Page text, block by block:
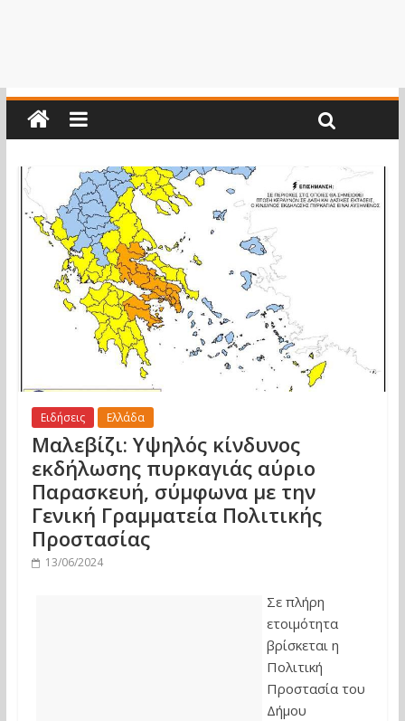
Ειδήσεις Ελλάδα
Μαλεβίζι: Υψηλός κίνδυνος
εκδήλωσης πυρκαγιάς αύριο
Παρασκευή, σύμφωνα με την
Γενική Γραμματεία Πολιτικής
Προστασίας
13/06/2024
Σε πλήρη
ετοιμότητα
βρίσκεται η
Πολιτική
Προστασία του
Δήμου